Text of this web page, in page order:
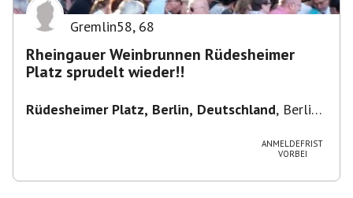
Gremlin58, 68
Rheingauer Weinbrunnen Rüdesheimer
Platz sprudelt wieder!!
Rüdesheimer Platz, Berlin, Deutschland, Berlin-
ANMELDEFRIST
VORBEI